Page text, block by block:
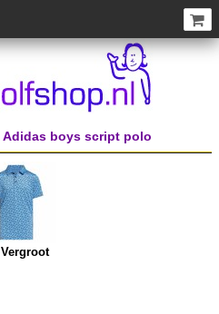
Adidas boys script polo
Vergroot